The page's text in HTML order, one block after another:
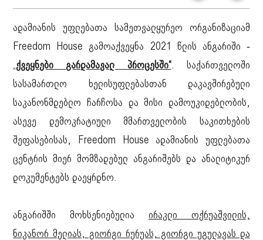
ადამიანის უფლებათა სამეთვალყურეო ორგანიზაციამ
Freedom House გამოაქვეყნა 2021 წლის ანგარიში -
„ქვეყნები გარდამავალ პროცესში“. საქართველოში
სასამართლო ხელისუფლებასთან დაკავშირებული
საკანონმდებლო ჩარჩოსა და მისი დამოუკიდებლობის,
ასევე დემოკრატიული მმართველობის საკითხების
შეფასებისას, Freedom House ადამიანის უფლებათა
ცენტრის მიერ მომზადებულ ანგარიშებს და ანალიტიკურ
დოკუმენტებს დაეყრდნო.
ანგარიშში მოხსენიებულია ირაკლი ოქრუაშვილის,
ნიკანორ მელიას, გიორგი რურუას, გიორგი უგულავას და